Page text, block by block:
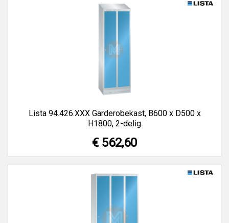
Lista 94.426.XXX Garderobekast, B600 x D500 x
H1800, 2-delig
€ 562,60